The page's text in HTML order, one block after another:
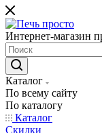
Интернет-магазин
Каталог
По всему сайту
По каталогу
Каталог
Скидки